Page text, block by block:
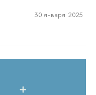
30 января 2025